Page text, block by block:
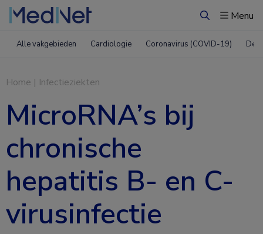
ZoekenMenu
Alle vakgebieden Cardiologie Coronavirus (COVID-19)
Home | Infectieziekten
MicroRNA’s bij
chronische
hepatitis B- en C-
virusinfectie